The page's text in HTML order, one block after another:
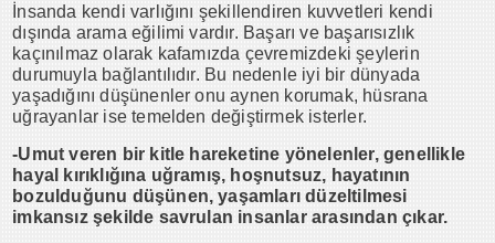
İnsanda kendi varlığını şekillendiren kuvvetleri kendi
dışında arama eğilimi vardır. Başarı ve başarısızlık
kaçınılmaz olarak kafamızda çevremizdeki şeylerin
durumuyla bağlantılıdır. Bu nedenle iyi bir dünyada
yaşadığını düşünenler onu aynen korumak, hüsrana
uğrayanlar ise temelden değiştirmek isterler.
-Umut veren bir kitle hareketine yönelenler, genellikle
hayal kırıklığına uğramış, hoşnutsuz, hayatının
bozulduğunu düşünen, yaşamları düzeltilmesi
imkansız şekilde savrulan insanlar arasından çıkar.